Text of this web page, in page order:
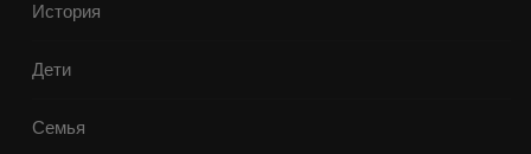
История
Дети
Семья